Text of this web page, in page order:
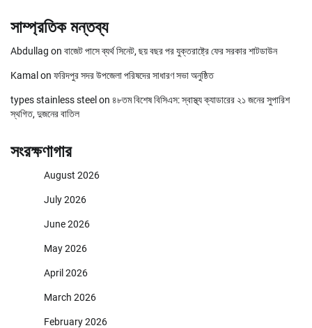
সাম্প্রতিক মন্তব্য
Abdullag on বাজেট পাসে ব্যর্থ সিনেট, ছয় বছর পর যুক্তরাষ্ট্রে ফের সরকার শাটডাউন
Kamal on ফরিদপুর সদর উপজেলা পরিষদের সাধারণ সভা অনুষ্ঠিত
types stainless steel on ৪৮তম বিশেষ বিসিএস: স্বাস্থ্য ক্যাডারের ২১ জনের সুপারিশ
স্থগিত, দুজনের বাতিল
সংরক্ষণাগার
August 2026
July 2026
June 2026
May 2026
April 2026
March 2026
February 2026